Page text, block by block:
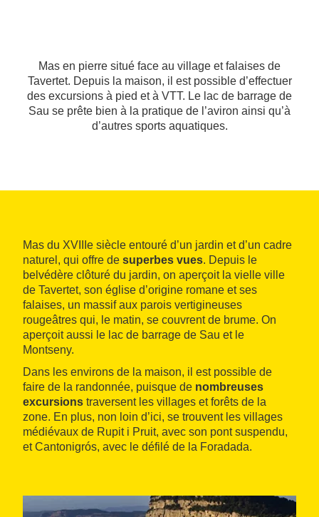
Mas en pierre situé face au village et falaises de
Tavertet. Depuis la maison, il est possible d’effectuer
des excursions à pied et à VTT. Le lac de barrage de
Sau se prête bien à la pratique de l’aviron ainsi qu’à
d’autres sports aquatiques.
Mas du XVIIIe siècle entouré d’un jardin et d’un cadre
naturel, qui offre de superbes vues. Depuis le
belvédère clôturé du jardin, on aperçoit la vielle ville
de Tavertet, son église d’origine romane et ses
falaises, un massif aux parois vertigineuses
rougeâtres qui, le matin, se couvrent de brume. On
aperçoit aussi le lac de barrage de Sau et le
Montseny.
Dans les environs de la maison, il est possible de
faire de la randonnée, puisque de nombreuses
excursions traversent les villages et forêts de la
zone. En plus, non loin d’ici, se trouvent les villages
médiévaux de Rupit i Pruit, avec son pont suspendu,
et Cantonigrós, avec le défilé de la Foradada.